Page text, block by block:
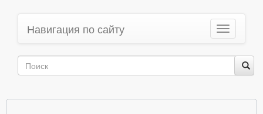
Toggle
navigation
Навигация по сайту